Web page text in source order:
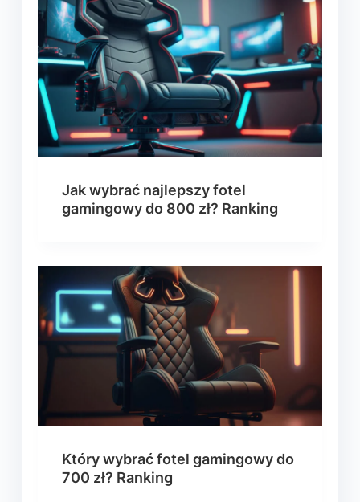
Jak wybrać najlepszy fotel
gamingowy do 800 zł? Ranking
Który wybrać fotel gamingowy do
700 zł? Ranking